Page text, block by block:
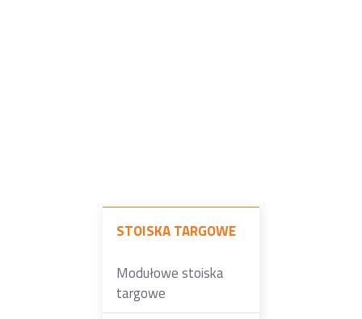
STOISKA TARGOWE
Modułowe stoiska
targowe